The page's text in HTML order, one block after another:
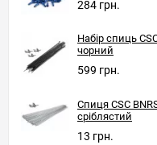
284 грн.
Набір спиць
чорний
599 грн.
Спиця CSC
сріблястий
13 грн.